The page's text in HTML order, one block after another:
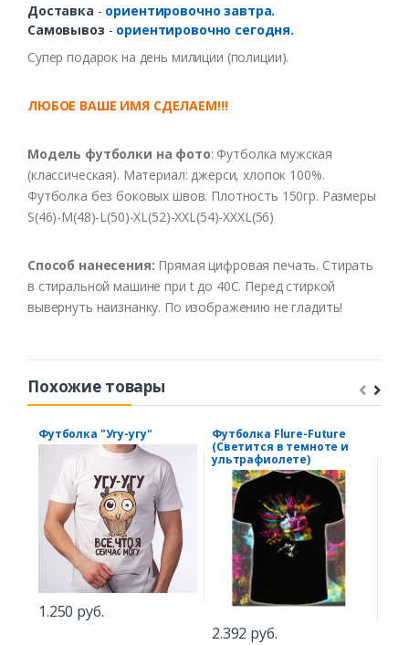
Доставка - ориентировочно завтра.
Самовывоз - ориентировочно сегодня.
Супер подарок на день милиции (полиции).
ЛЮБОЕ ВАШЕ ИМЯ СДЕЛАЕМ!!!
Модель футболки на фото: Футболка мужская
(классическая). Материал: джерси, хлопок 100%.
Футболка без боковых швов. Плотность 150гр. Размеры
S(46)-M(48)-L(50)-XL(52)-XXL(54)-XXXL(56)
Способ нанесения: Прямая цифровая печать. Стирать
в стиральной машине при t до 40С. Перед стиркой
вывернуть наизнанку. По изображению не гладить!
Похожие товары
Футболка "Угу-угу"
1.250 руб.
Футболка Flure-Future
(Светится в темноте и
ультрафиолете)
2.392 руб.